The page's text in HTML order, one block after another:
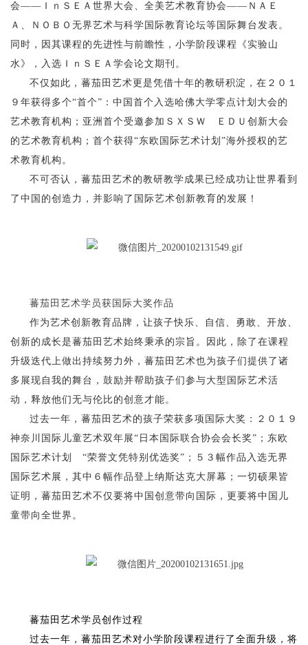
会——ＩｎＳＥＡ世界大会、全美艺术教育协会——ＮＡＥ
Ａ、ＮＯＢＯ无界艺术与科学国际教育论坛等国际舞台发表。
同时，因其课程的先进性与前瞻性，小学阶段课程《实验山
水》，入选ＩｎＳＥＡ学会论文期刊。
不仅如此，蕃茄田艺术更是凭借十年的教研积淀，在２０１
９年获得多个“首个”：中国首个入选哈佛大学零点计划大会的
艺术教育机构；亚洲首个受邀参加ＳＸＳＷ ＥＤＵ创新大会
的艺术教育机构；首个获得“东欧国际艺术计划”海外授权的艺
术教育机构。
不可否认，蕃茄田艺术的教研教学成果已经成功让世界看到
了中国的创造力，并影响了国际艺术创新教育的发展！
蕃茄田艺术学员获国际大奖作品
作为艺术创新教育品牌，让孩子快乐、自信、勇敢、开放、
创新的成长是蕃茄田艺术始终秉承的宗旨。因此，除了在课程
升级迭代上做出持续努力外，蕃茄田艺术也为孩子们提供了诸
多展现自我的舞台，鼓励并帮助孩子们参与大型国际艺术活
动，释放他们无与伦比的创意才能。
过去一年，蕃茄田艺术的孩子荣获多项国际大奖：２０１９
神奈川国际儿童艺术双年展“日本国际联合协会会长奖”；东欧
国际艺术计划 “荣誉文凭特别优选奖”；５３幅作品入选无界
国际艺术展，其中６幅作品登上纳斯达克大屏幕；一切硕果皆
证明，蕃茄田艺术不仅要将中国创意带向国际，更要将中国儿
童带向全世界。
蕃茄田艺术学员创作过程
过去一年，蕃茄田艺术对小学阶段课程进行了全面升级，将